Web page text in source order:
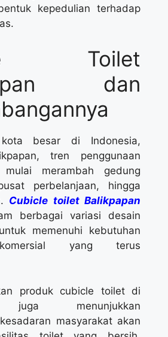
kepedulian terhadap
Toilet
dan
besar di Indonesia,
tren penggunaan
merambah gedung
perbelanjaan, hingga
Cubicle toilet Balikpapan
berbagai variasi desain
memenuhi kebutuhan
yang terus
produk cubicle toilet di
juga menunjukkan
masyarakat akan